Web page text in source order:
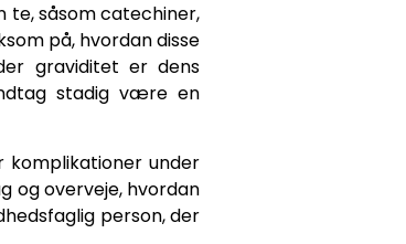
te, såsom catechiner,
på, hvordan disse
graviditet er dens
stadig være en
under
og overveje, hvordan
person, der